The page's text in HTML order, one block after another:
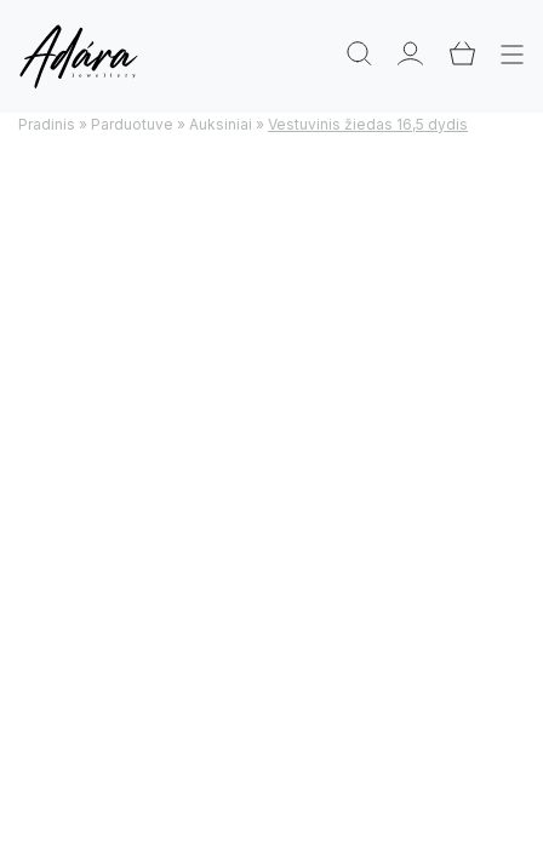
Pradinis » Parduotuve » Auksiniai » Vestuvinis žiedas 16,5 dydis